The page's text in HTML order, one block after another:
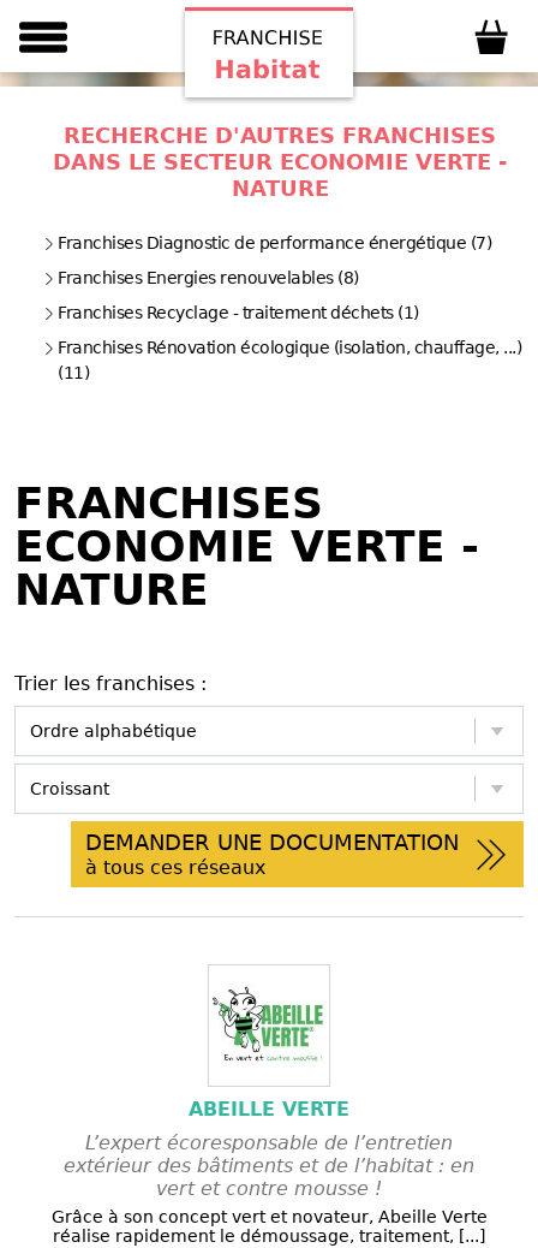
RECHERCHE D'AUTRES FRANCHISES
DANS LE SECTEUR ECONOMIE VERTE -
NATURE
Franchises Diagnostic de performance énergétique (7)
Franchises Energies renouvelables (8)
Franchises Recyclage - traitement déchets (1)
Franchises Rénovation écologique (isolation, chauffage, ...)
(11)
FRANCHISES
ECONOMIE VERTE -
NATURE
Trier les franchises :
DEMANDER UNE DOCUMENTATION
à tous ces réseaux
ABEILLE VERTE
L’expert écoresponsable de l’entretien
extérieur des bâtiments et de l’habitat : en
vert et contre mousse !
Grâce à son concept vert et novateur, Abeille Verte
réalise rapidement le démoussage, traitement, [...]